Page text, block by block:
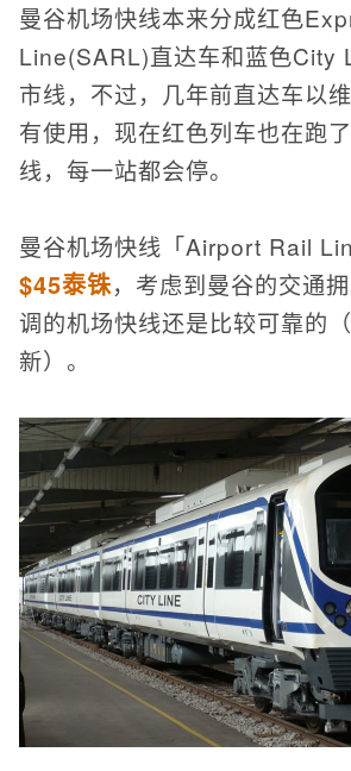
曼谷机场快线本来分成红色
Line(SARL)直达车和蓝色City
市线，不过，几年前直达车以
有使用，现在红色列车也在跑
线，每一站都会停。
曼谷机场快线「Airport Rail
$45泰铢，考虑到曼谷的交通
调的机场快线还是比较可靠的
新）。